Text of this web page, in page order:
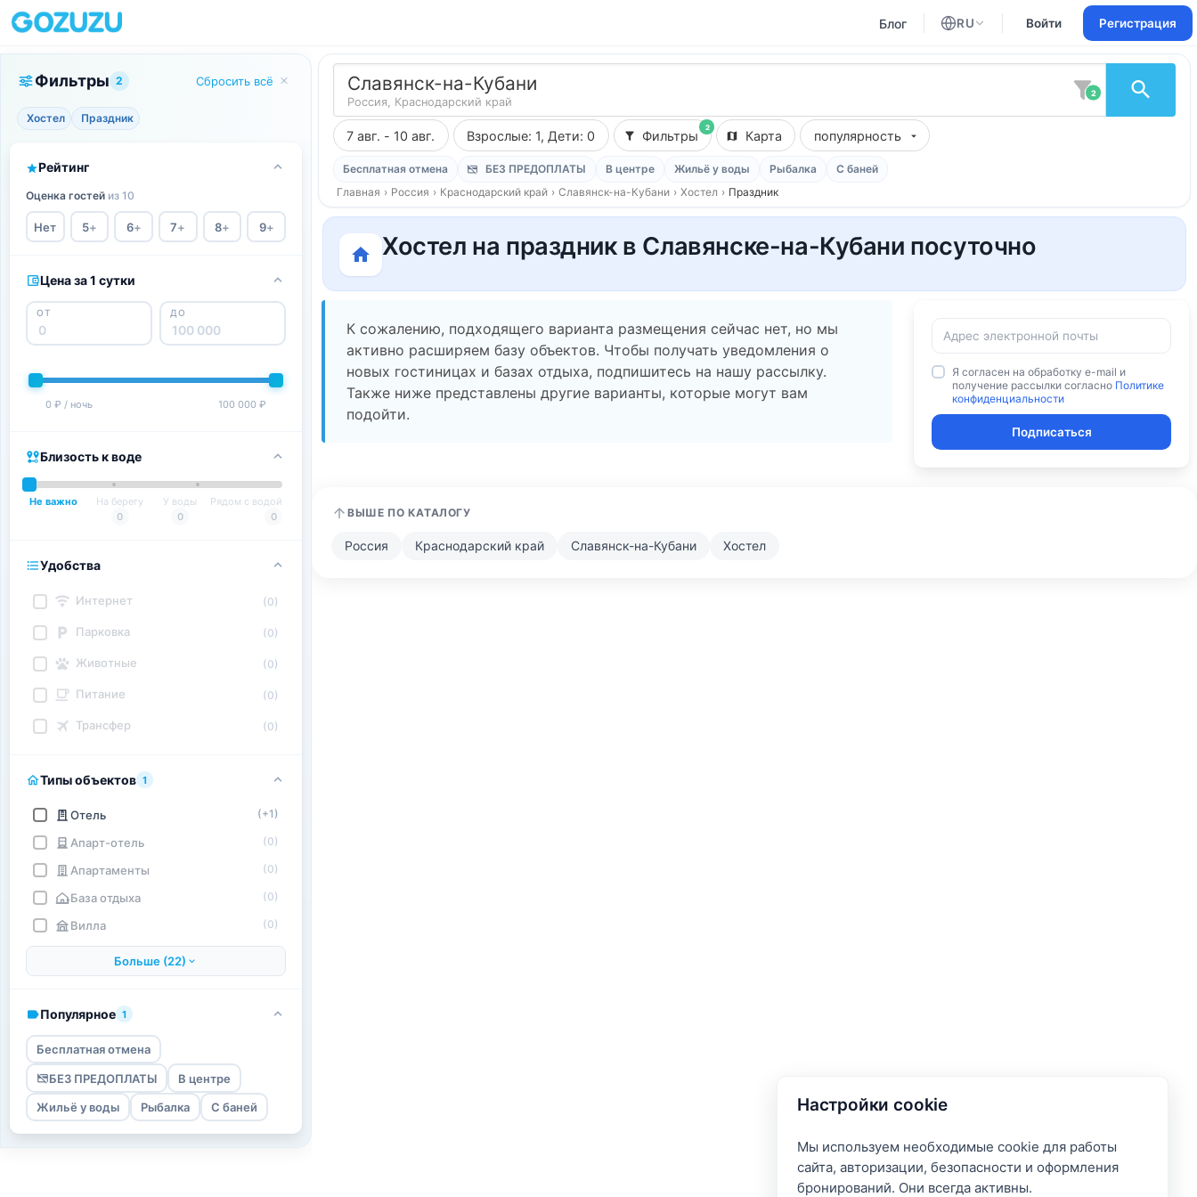
Блог RU
Английский
Войти Регистрация
Настройки cookie
Мы используем необходимые cookie для работы
сайта, авторизации, безопасности и оформления
бронирований. Они всегда активны.
Фильтры 2 Сбросить всё
Хостел Праздник
Рейтинг
Оценка гостей из 10
Нет 5+ 6+ 7+ 8+ 9+
Цена за 1 сутки
ОТ ДО
0 ₽ / ночь 100 000 ₽
Близость к воде
Не важно
На берегу
0
У воды
0
Рядом с водой
0
Удобства
Интернет (0)
Парковка (0)
Животные (0)
Питание (0)
Трансфер (0)
Типы объектов 1
Отель (+1)
Апарт-отель (0)
Апартаменты (0)
База отдыха (0)
Вилла (0)
Больше (22)
Популярное 1
Бесплатная отмена
БЕЗ ПРЕДОПЛАТЫ В центре
Жильё у воды Рыбалка С баней
Славянск-на-Кубани
Россия, Краснодарский край
2
7 авг. - 10 авг. Взрослые: 1, Дети: 0
2
Фильтры Карта популярность
Бесплатная отмена БЕЗ ПРЕДОПЛАТЫ В центре Жильё у воды Рыбалка
С баней
Главная › Россия › Краснодарский край › Славянск-на-Кубани › Хостел › Праздник
Хостел на праздник в Славянске-на-Кубани посуточно
К сожалению, подходящего варианта размещения сейчас нет, но мы
активно расширяем базу объектов. Чтобы получать уведомления о
новых гостиницах и базах отдыха, подпишитесь на нашу рассылку.
Также ниже представлены другие варианты, которые могут вам
подойти.
Я согласен на обработку e-mail и
получение рассылки согласно Политике
конфиденциальности
Подписаться
ВЫШЕ ПО КАТАЛОГУ
Россия Краснодарский край Славянск-на-Кубани Хостел